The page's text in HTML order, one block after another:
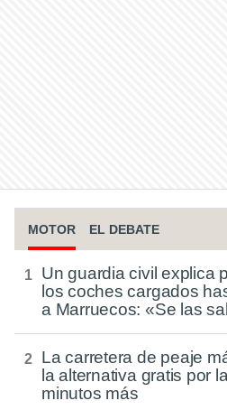
MOTOR EL DEBATE
Un guardia civil explica
los coches cargados
a Marruecos: «Se las
La carretera de peaje
la alternativa gratis por
minutos más